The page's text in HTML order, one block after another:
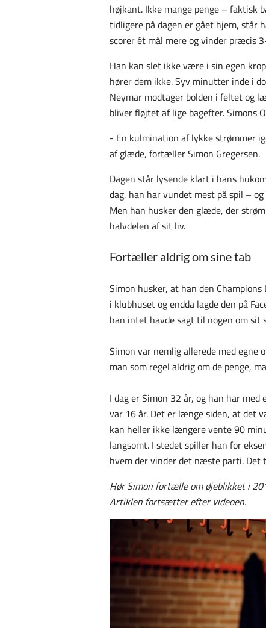
højkant. Ikke mange penge – faktisk
tidligere på dagen er gået hjem, står
scorer ét mål mere og vinder præcis
Han kan slet ikke være i sin egen
hører dem ikke. Syv minutter inde i
Neymar modtager bolden i feltet og
bliver fløjtet af lige bagefter. Simons
- En kulmination af lykke strømmer
af glæde, fortæller Simon Gregersen.
Dagen står lysende klart i hans
dag, han har vundet mest på spil –
Men han husker den glæde, der
halvdelen af sit liv.
Fortæller aldrig om sine tab
Simon husker, at han den
i klubhuset og endda lagde den på
han intet havde sagt til nogen om
Simon var nemlig allerede med egne
man som regel aldrig om de penge,
I dag er Simon 32 år, og han har
var 16 år. Det er længe siden, at det
kan heller ikke længere vente 90
langsomt. I stedet spiller han for
hvem der vinder det næste parti. Det
Hør Simon fortælle om øjeblikket i
Artiklen fortsætter efter videoen.